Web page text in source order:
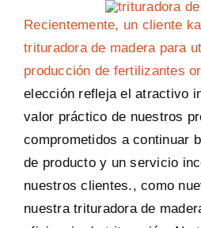
Recientemente, un cliente
trituradora de madera para
producción de fertilizantes
elección refleja el atractivo
valor práctico de nuestros
comprometidos a continuar
de producto y un servicio
nuestros clientes., como
nuestra trituradora de